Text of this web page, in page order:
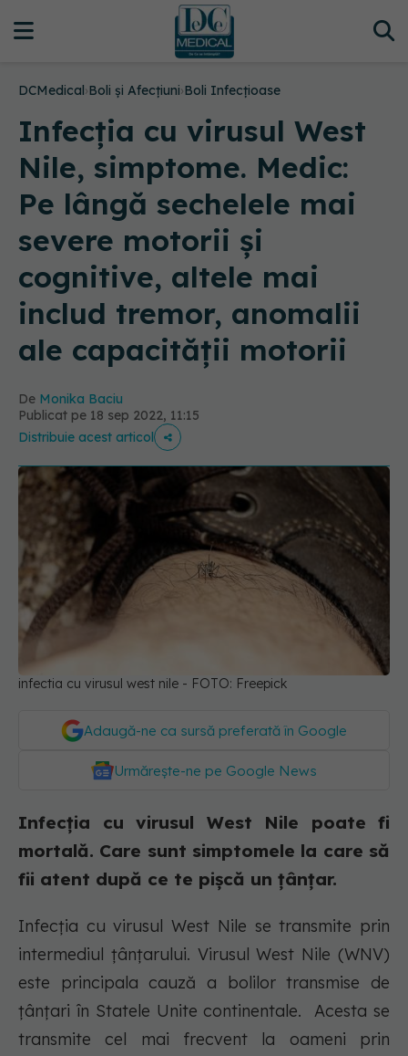
DCMedical›Boli și Afecțiuni›Boli Infecțioase
Infecţia cu virusul West
Nile, simptome. Medic:
Pe lângă sechelele mai
severe motorii şi
cognitive, altele mai
includ tremor, anomalii
ale capacităţii motorii
De Monika Baciu
Publicat pe 18 sep 2022, 11:15
Distribuie acest articol
infectia cu virusul west nile - FOTO: Freepick
Adaugă-ne ca sursă preferată în Google
Urmărește-ne pe Google News
Infecția cu virusul West Nile poate fi
mortală. Care sunt simptomele la care să
fii atent după ce te pișcă un țânțar.
Infecția cu virusul West Nile se transmite prin
intermediul țânțarului. Virusul West Nile (WNV)
este principala cauză a bolilor transmise de
țânțari în Statele Unite continentale. Acesta se
transmite cel mai frecvent la oameni prin